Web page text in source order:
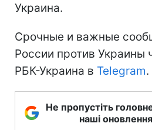
Украина.
Срочные и важные
России против Украины
РБК-Украина в Telegram.
Не пропустіть
наші